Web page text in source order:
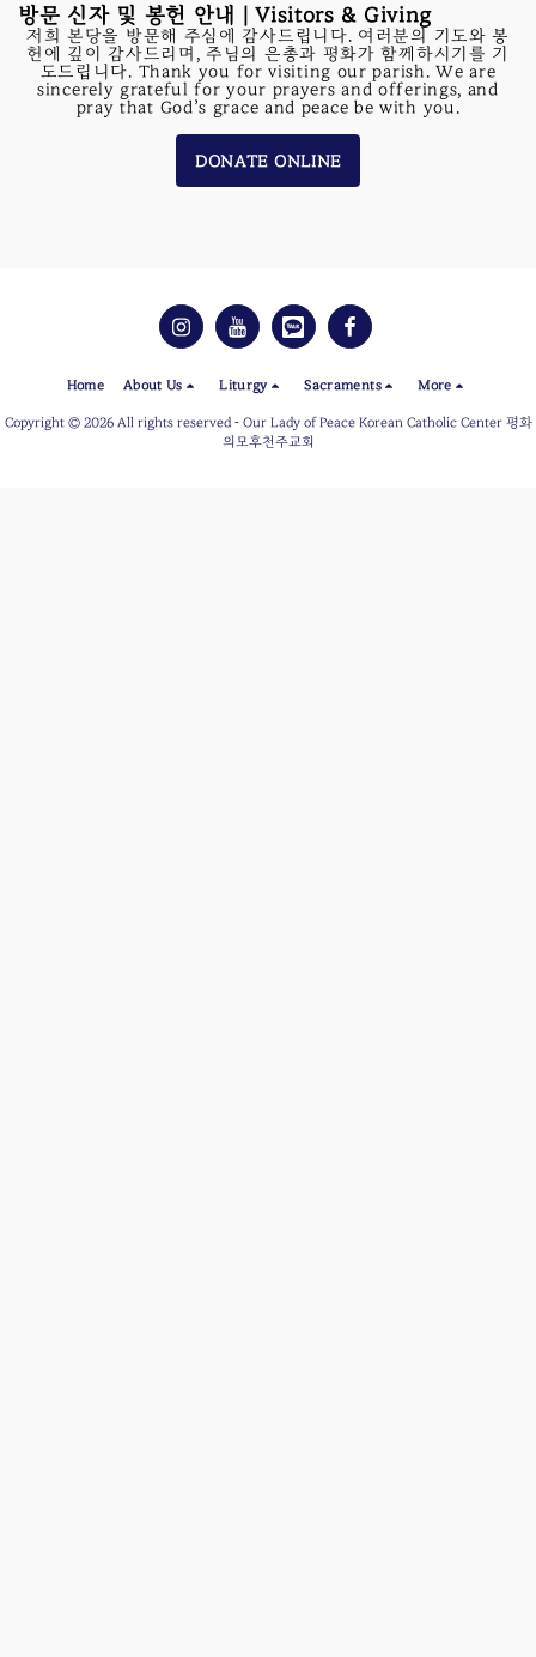
방문 신자 및 봉헌 안내 | Visitors & Giving
저희 본당을 방문해 주심에 감사드립니다. 여러분의 기도와 봉
헌에 깊이 감사드리며, 주님의 은총과 평화가 함께하시기를 기
도드립니다. Thank you for visiting our parish. We are
sincerely grateful for your prayers and offerings, and
pray that God’s grace and peace be with you.
DONATE ONLINE
Home About Us Liturgy Sacraments More
Copyright © 2026 All rights reserved - Our Lady of Peace Korean Catholic Center 평화
의모후천주교회